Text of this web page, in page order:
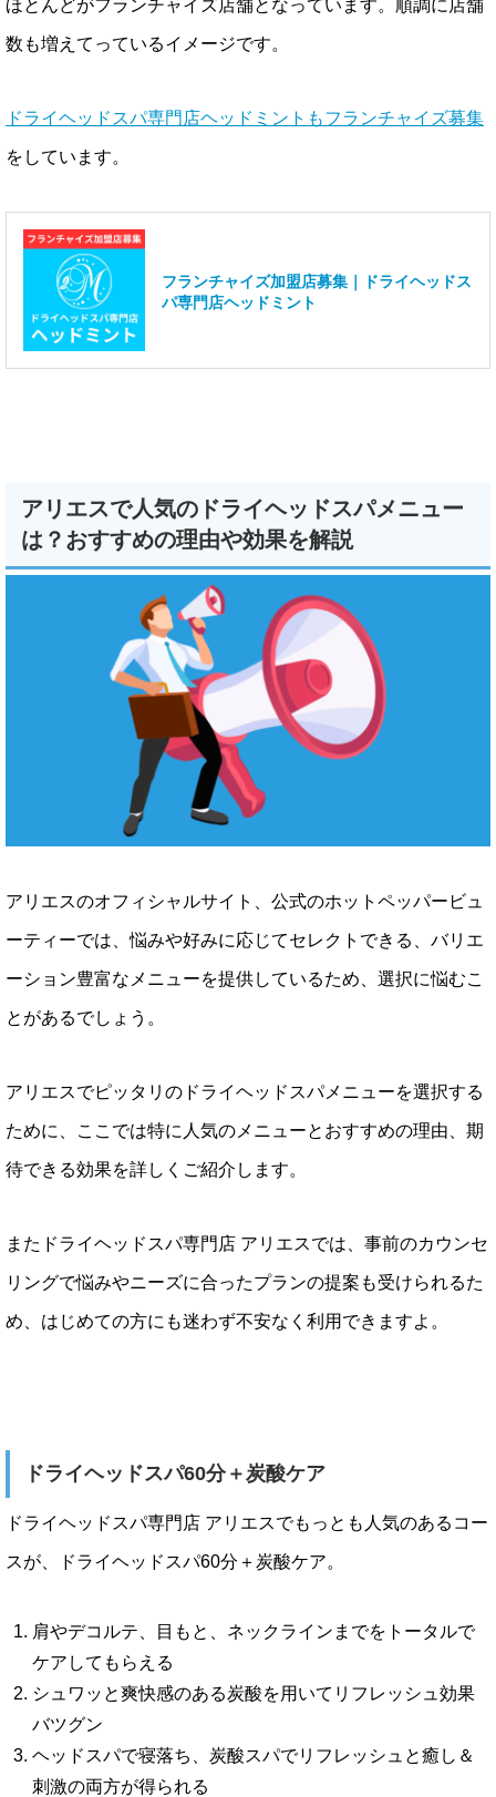
ほとんどがフランチャイズ店舗となっています。順調に店舗
数も増えてっているイメージです。
ドライヘッドスパ専門店ヘッドミントもフランチャイズ募集
をしています。
フランチャイズ加盟店募集｜ドライヘッドス
パ専門店ヘッドミント
アリエスで人気のドライヘッドスパメニュー
は？おすすめの理由や効果を解説
アリエスのオフィシャルサイト、公式のホットペッパービュ
ーティーでは、悩みや好みに応じてセレクトできる、バリエ
ーション豊富なメニューを提供しているため、選択に悩むこ
とがあるでしょう。
アリエスでピッタリのドライヘッドスパメニューを選択する
ために、ここでは特に人気のメニューとおすすめの理由、期
待できる効果を詳しくご紹介します。
またドライヘッドスパ専門店 アリエスでは、事前のカウンセ
リングで悩みやニーズに合ったプランの提案も受けられるた
め、はじめての方にも迷わず不安なく利用できますよ。
ドライヘッドスパ60分＋炭酸ケア
ドライヘッドスパ専門店 アリエスでもっとも人気のあるコー
スが、ドライヘッドスパ60分＋炭酸ケア。
肩やデコルテ、目もと、ネックラインまでをトータルで
ケアしてもらえる
シュワッと爽快感のある炭酸を用いてリフレッシュ効果
バツグン
ヘッドスパで寝落ち、炭酸スパでリフレッシュと癒し＆
刺激の両方が得られる